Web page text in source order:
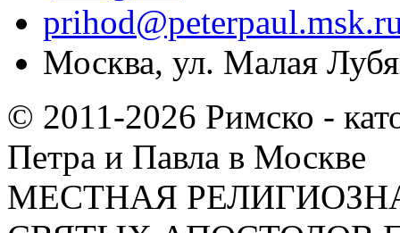
Москва, ул. Малая
© 2011-2026 Римско -
Петра и Павла в Москве
МЕСТНАЯ